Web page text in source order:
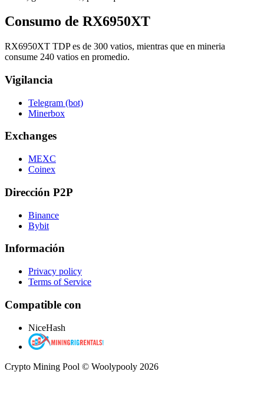
Consumo de RX6950XT
RX6950XT TDP es de 300 vatios, mientras que en mineria
consume 240 vatios en promedio.
Vigilancia
Telegram (bot)
Minerbox
Exchanges
MEXC
Coinex
Dirección P2P
Binance
Bybit
Información
Privacy policy
Terms of Service
Compatible con
NiceHash
Crypto Mining Pool © Woolypooly 2026